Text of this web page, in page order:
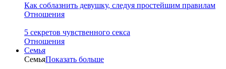
Как соблазнить девушку, следуя простейшим правилам
Отношения
5 секретов чувственного секса
Отношения
Семья
СемьяПоказать больше